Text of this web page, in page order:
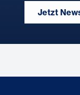
Jetzt